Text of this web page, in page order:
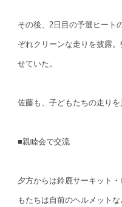
その後、2日目の予選ヒート
ぞれクリーンな走りを披露
せていた。
佐藤も、子どもたちの走り
■親睦会で交流
夕方からは鈴鹿サーキット
もたちは自前のヘルメット